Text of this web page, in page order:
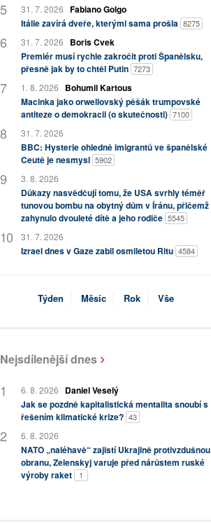
31. 7. 2026 Fabiano Golgo
Itálie zavírá dveře, kterými sama prošla 8275
31. 7. 2026
Boris Cvek
Premiér musí rychle zakročit proti Španělsku,
přesně jak by to chtěl Putin 7273
1. 8. 2026
Bohumil Kartous
Macinka jako orwellovský pěšák trumpovské
antiteze o demokracii (o skutečnosti) 7100
31. 7. 2026
BBC: Hysterie ohledně imigrantů ve španělské
Ceutě je nesmysl 5902
3. 8. 2026
Důkazy nasvědčují tomu, že USA svrhly téměř
tunovou bombu na obytný dům v Íránu, přičemž
zahynulo dvouleté dítě a jeho rodiče 5545
31. 7. 2026
Izrael dnes v Gaze zabil osmiletou Ritu 4584
Týden Měsíc Rok Vše
Nejsdílenější dnes
6. 8. 2026
Daniel Veselý
Jak se pozdně kapitalistická mentalita snoubí s
řešením klimatické krize? 43
6. 8. 2026
NATO „naléhavě“ zajistí Ukrajině protivzdušnou
obranu, Zelenskyj varuje před nárůstem ruské
výroby raket
1